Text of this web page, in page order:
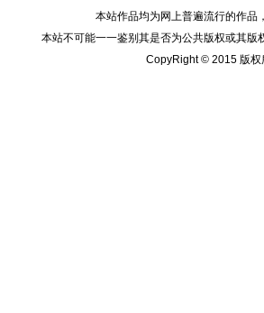
本站作品均为网上普遍流行的作品
本站不可能一一鉴别其是否为公共版权或其
CopyRight © 2015 版